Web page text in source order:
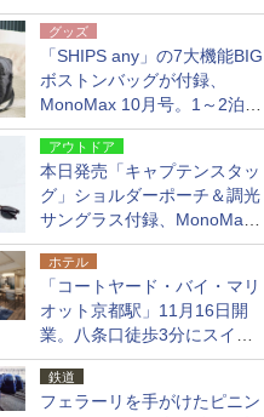
グッズ
「SHIPS any」の7大機能BIG
ボストンバッグが付録、
MonoMax 10月号。1～2泊の
荷物、キャリーオンも可能
アウトドア
本日発売「キャプテンスタッ
グ」ショルダーポーチ＆調光
サングラス付録、MonoMax
9月号増刊
ホテル
「コートヤード・バイ・マリ
オット京都駅」11月16日開
業。八条口徒歩3分にスイー
ト含む全270室、ダイニング
も併設
鉄道
フェラーリを手がけたピニン